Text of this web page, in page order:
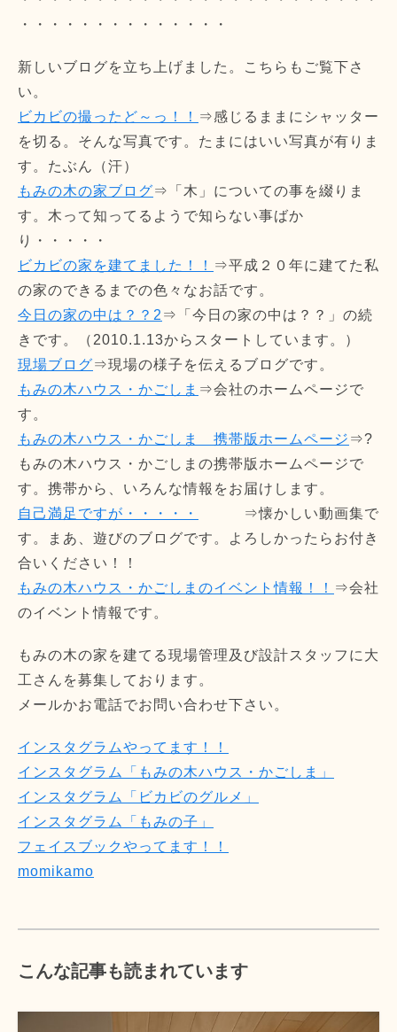
・・・・・・・・・・・・・・
新しいブログを立ち上げました。こちらもご覧下さ
い。
ビカビの撮ったど～っ！！ ⇒感じるままにシャッター
を切る。そんな写真です。たまにはいい写真が有りま
す。たぶん（汗）
もみの木の家ブログ⇒「木」についての事を綴りま
す。木って知ってるようで知らない事ばか
り・・・・・
ビカビの家を建てました！！ ⇒平成２０年に建てた私
の家のできるまでの色々なお話です。
今日の家の中は？？2 ⇒「今日の家の中は？？」の続
きです。（2010.1.13からスタートしています。）
現場ブログ⇒現場の様子を伝えるブログです。
もみの木ハウス・かごしま ⇒会社のホームページで
す。
もみの木ハウス・かごしま 携帯版ホームページ ⇒?
もみの木ハウス・かごしまの携帯版ホームページで
す。携帯から、いろんな情報をお届けします。
自己満足ですが・・・・・
⇒懐かしい動画集で
す。まあ、遊びのブログです。よろしかったらお付き
合いください！！
もみの木ハウス・かごしまのイベント情報！！ ⇒会社
のイベント情報です。
もみの木の家を建てる現場管理及び設計スタッフに大
工さんを募集しております。
メールかお電話でお問い合わせ下さい。
インスタグラムやってます！！
インスタグラム「もみの木ハウス・かごしま」
インスタグラム「ビカビのグルメ」
インスタグラム「もみの子」
フェイスブックやってます！！
momikamo
こんな記事も読まれています